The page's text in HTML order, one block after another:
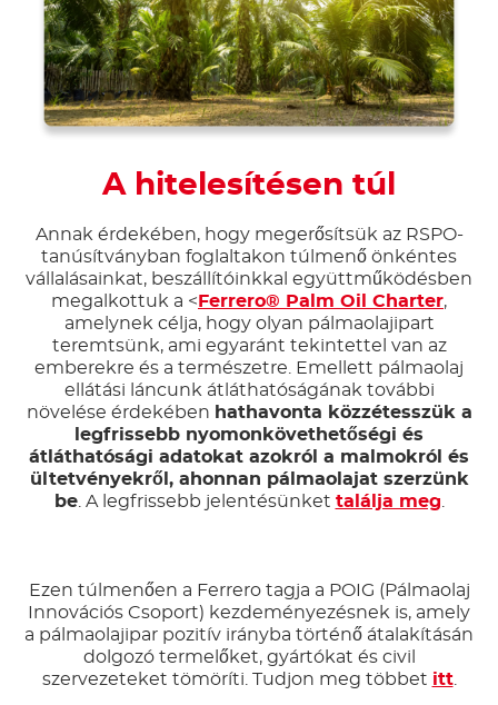
A hitelesítésen túl
Annak érdekében, hogy megerősítsük az RSPO-
tanúsítványban foglaltakon túlmenő önkéntes
vállalásainkat, beszállítóinkkal együttműködésben
megalkottuk a <Ferrero® Palm Oil Charter,
amelynek célja, hogy olyan pálmaolajipart
teremtsünk, ami egyaránt tekintettel van az
emberekre és a természetre. Emellett pálmaolaj
ellátási láncunk átláthatóságának további
növelése érdekében hathavonta közzétesszük a
legfrissebb nyomonkövethetőségi és
átláthatósági adatokat azokról a malmokról és
ültetvényekről, ahonnan pálmaolajat szerzünk
be. A legfrissebb jelentésünket találja meg
Ezen túlmenően a Ferrero tagja a POIG (Pálmaolaj
Innovációs Csoport) kezdeményezésnek is, amely
a pálmaolajipar pozitív irányba történő átalakításán
dolgozó termelőket, gyártókat és civil
szervezeteket tömöríti. Tudjon meg többet itt.